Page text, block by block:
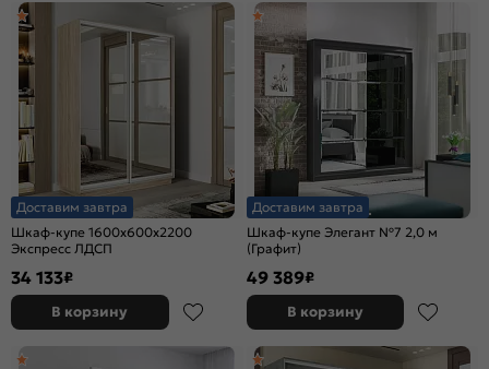
Доставим завтра
Шкаф-купе 1600x600x2200
Экспресс ЛДСП
34 133₽
В корзину
Доставим завтра
Шкаф-купе Элегант №7 2,0 м
(Графит)
49 389₽
В корзину